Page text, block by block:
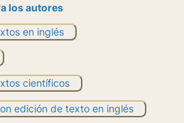
los autores
en inglés
científicos
edición de texto en inglés